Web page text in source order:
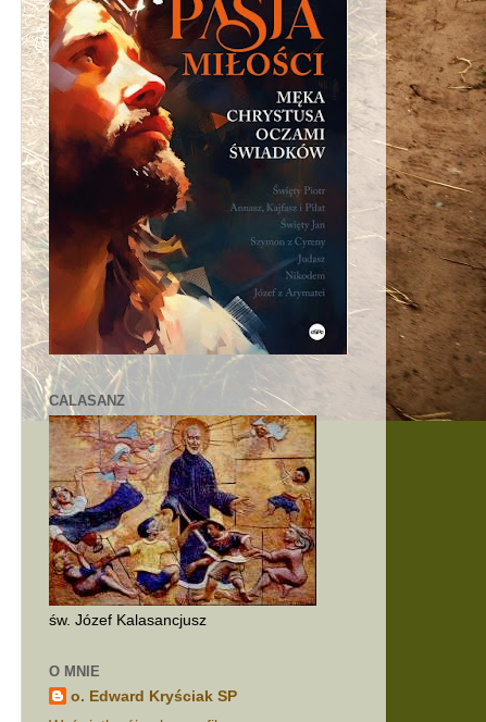
CALASANZ
św. Józef Kalasancjusz
O MNIE
o. Edward Kryściak SP